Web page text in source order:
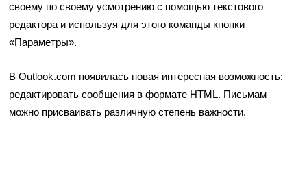
своему по своему усмотрению с помощью текстового
редактора и используя для этого команды кнопки
«Параметры».
В Outlook.com появилась новая интересная возможность:
редактировать сообщения в формате HTML. Письмам
можно присваивать различную степень важности.